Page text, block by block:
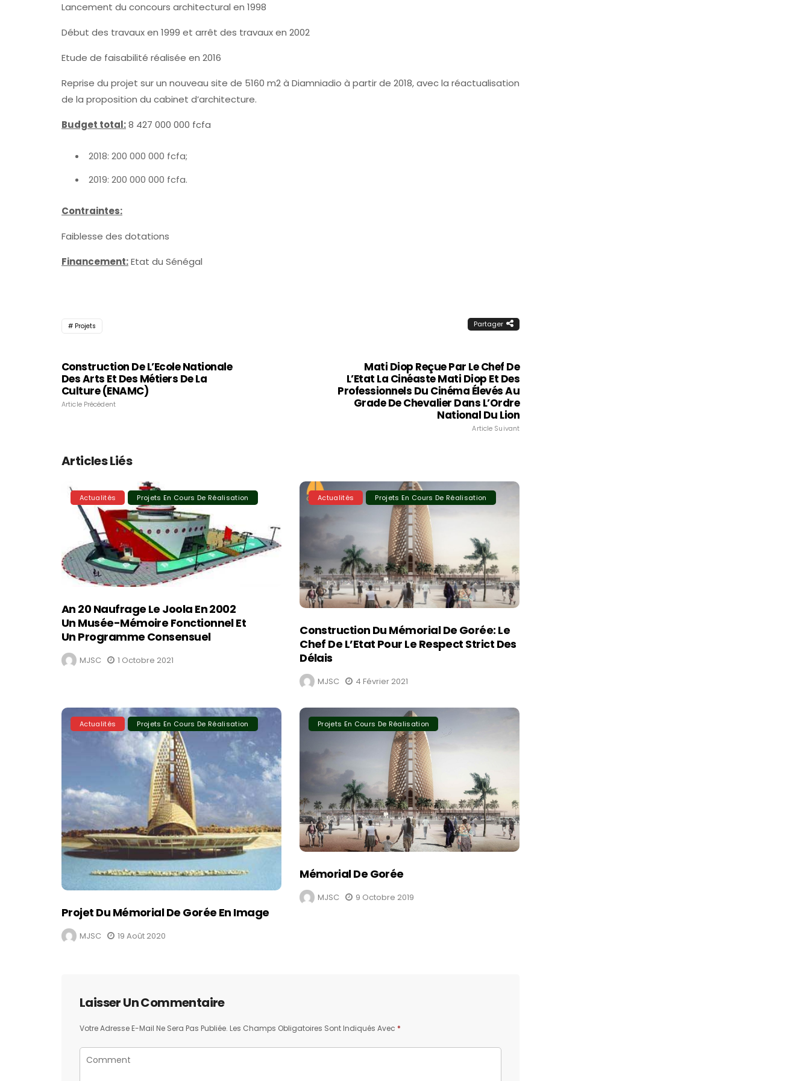
Lancement du concours architectural en 1998
Début des travaux en 1999 et arrêt des travaux en 2002
Etude de faisabilité réalisée en 2016
Reprise du projet sur un nouveau site de 5160 m2 à Diamniadio à partir de 2018, avec la réactualisation
de la proposition du cabinet d’architecture.
Budget total:8 427 000 000 fcfa
2018: 200 000 000 fcfa;
2019: 200 000 000 fcfa.
Contraintes:
Faiblesse des dotations
Financement:Etat du Sénégal
Projets Partager
Construction De L’Ecole Nationale
Des Arts Et Des Métiers De La
Culture (ENAMC)
Article Précédent
Mati Diop Reçue Par Le Chef De
L’Etat La Cinéaste Mati Diop Et Des
Professionnels Du Cinéma Élevés Au
Grade De Chevalier Dans L’Ordre
National Du Lion
Article Suivant
Articles Liés
Actualités Projets En Cours De Réalisation
An 20 Naufrage Le Joola En 2002
Un Musée-Mémoire Fonctionnel Et
Un Programme Consensuel
MJSC 1 Octobre 2021
Actualités Projets En Cours De Réalisation
Construction Du Mémorial De Gorée: Le
Chef De L’Etat Pour Le Respect Strict Des
Délais
MJSC 4 Février 2021
Actualités Projets En Cours De Réalisation
Projet Du Mémorial De Gorée En Image
MJSC 19 Août 2020
Projets En Cours De Réalisation
Mémorial De Gorée
MJSC 9 Octobre 2019
Laisser Un Commentaire
Votre Adresse E-Mail Ne Sera Pas Publiée. Les Champs Obligatoires Sont Indiqués Avec *